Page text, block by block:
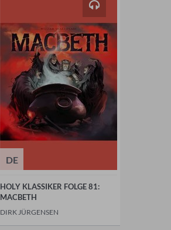
DE
HOLY KLASSIKER FOLGE 81:
MACBETH
DIRK JÜRGENSEN